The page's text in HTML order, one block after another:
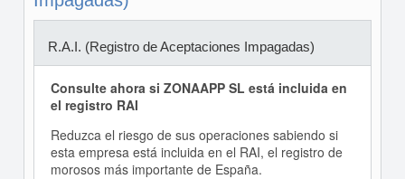
R.A.I. (Registro de Aceptaciones Impagadas)
Consulte ahora si ZONAAPP SL está incluida en
el registro RAI
Reduzca el riesgo de sus operaciones sabiendo si
esta empresa está incluida en el RAI, el registro de
morosos más importante de España.